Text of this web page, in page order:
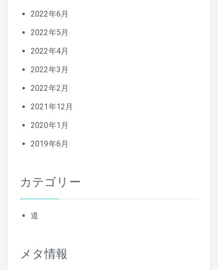
2022年6月
2022年5月
2022年4月
2022年3月
2022年2月
2021年12月
2020年1月
2019年6月
カテゴリー
道
メタ情報